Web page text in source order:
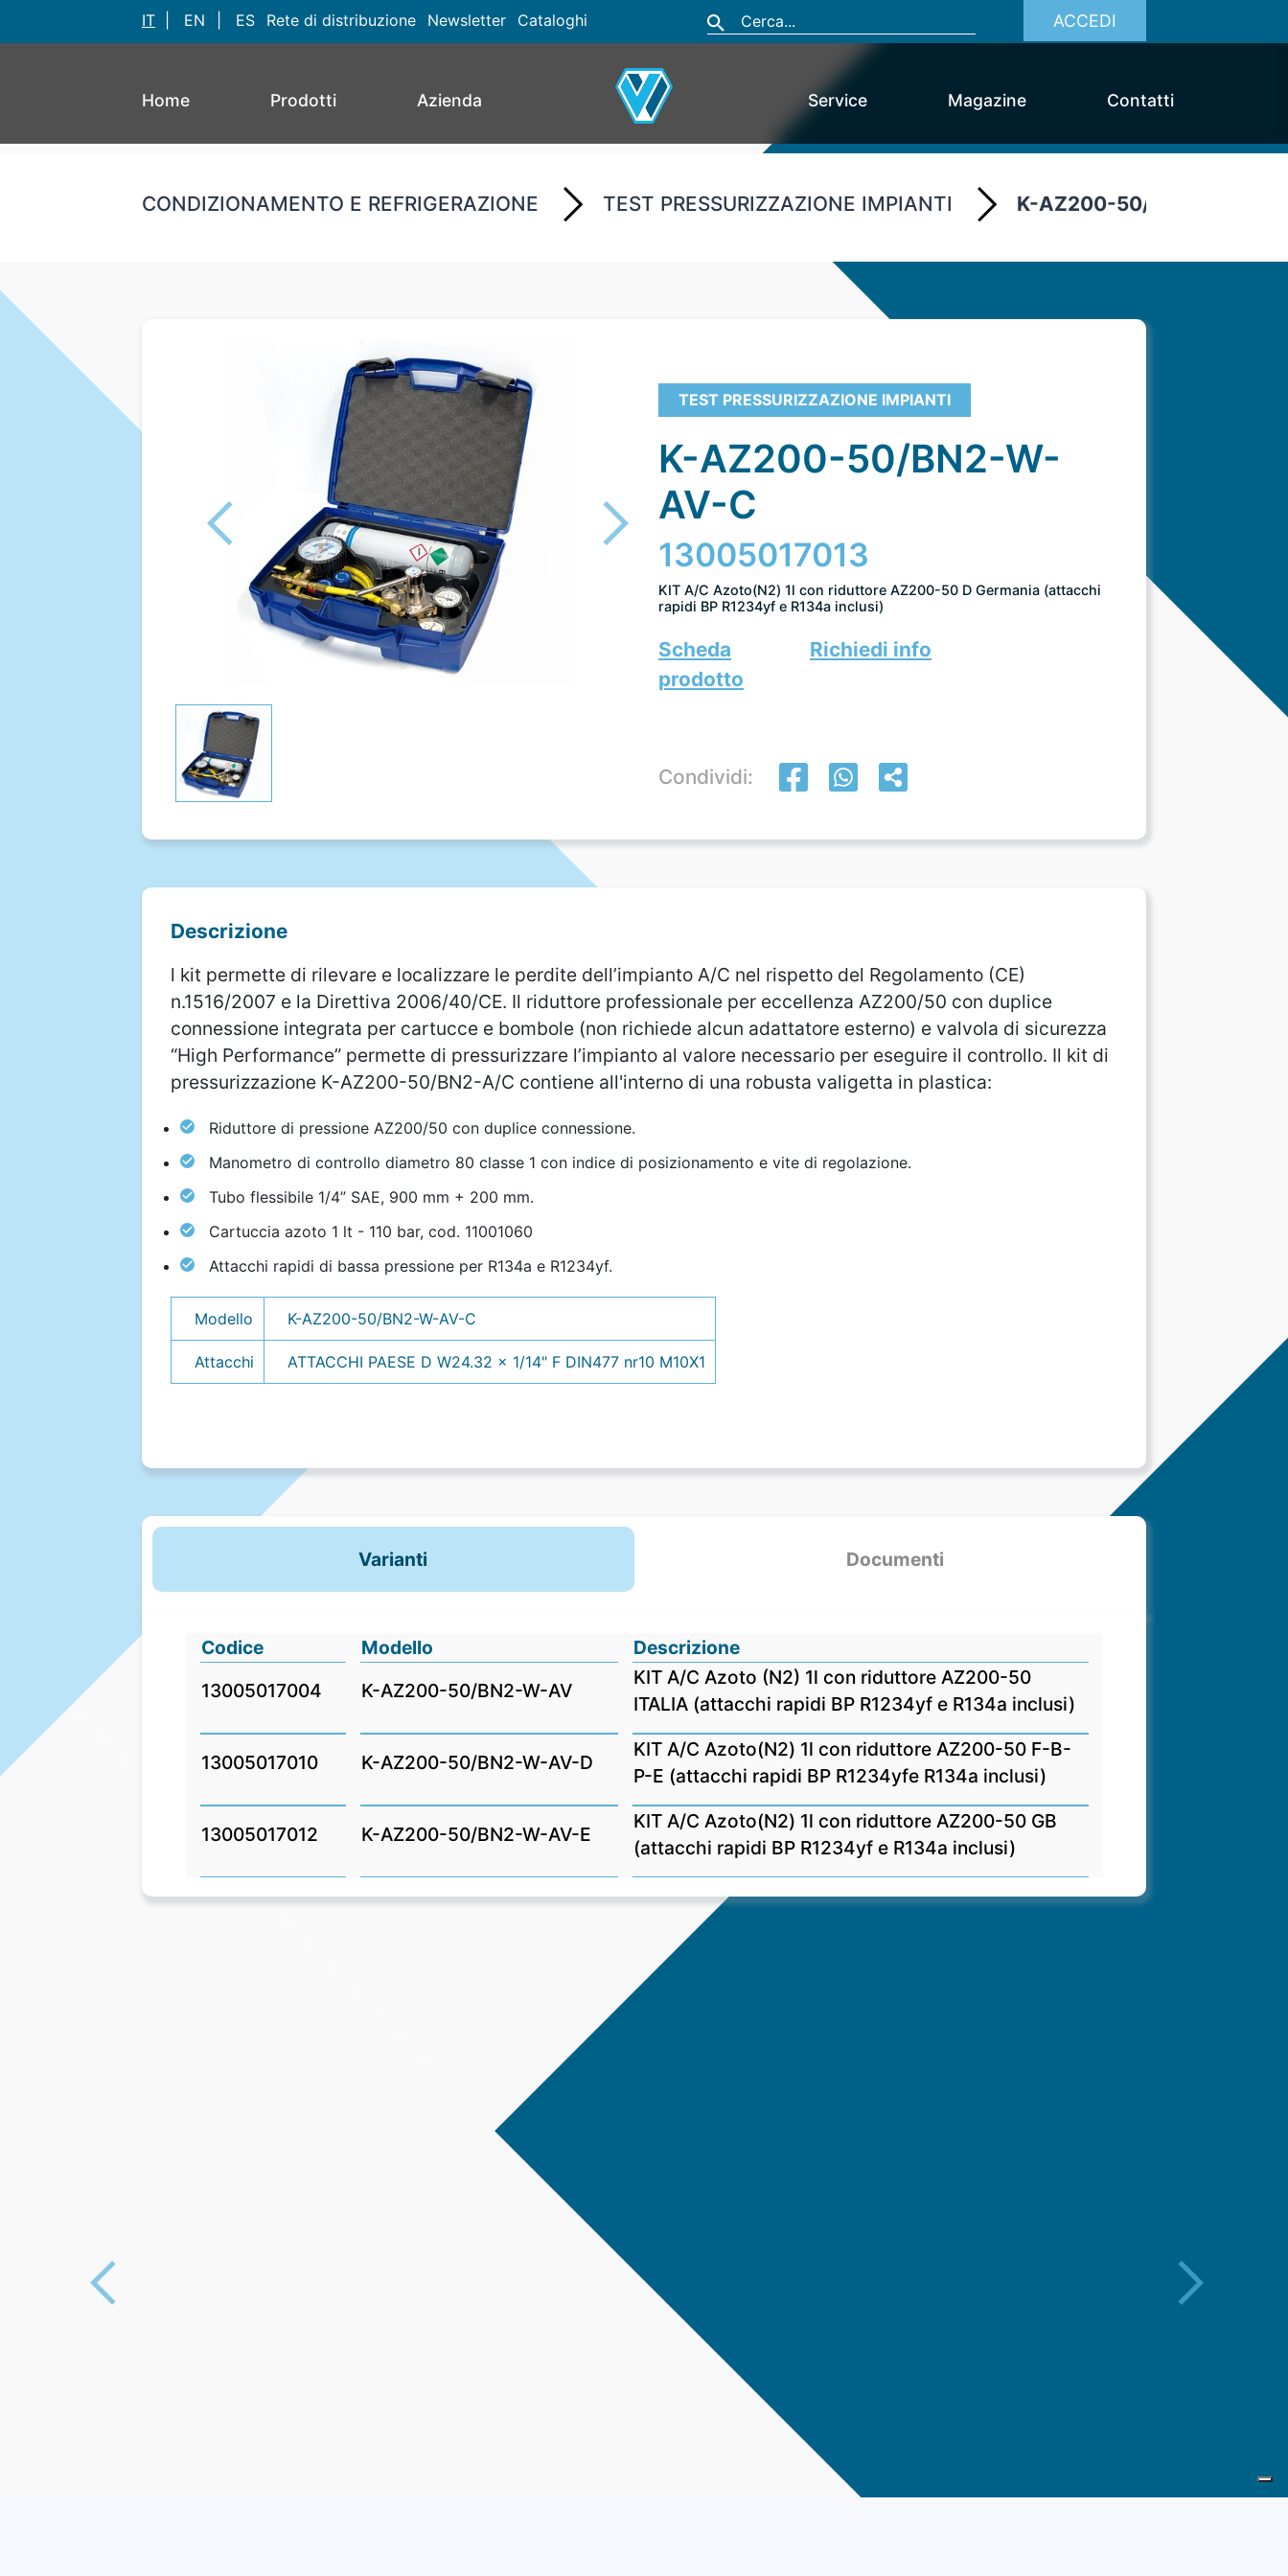
IT EN ES Rete di distribuzione Newsletter Cataloghi ACCEDI
Home Prodotti Azienda Service Magazine Contatti
CONDIZIONAMENTO E REFRIGERAZIONE TEST PRESSURIZZAZIONE IMPIANTI K-AZ200-50/BN2-W-AV-C
TEST PRESSURIZZAZIONE IMPIANTI
K-AZ200-50/BN2-W-
AV-C
13005017013
KIT A/C Azoto(N2) 1l con riduttore AZ200-50 D Germania (attacchi
rapidi BP R1234yf e R134a inclusi)
Scheda
prodotto
Richiedi info
Condividi:
Descrizione
l kit permette di rilevare e localizzare le perdite dell’impianto A/C nel rispetto del Regolamento (CE)
n.1516/2007 e la Direttiva 2006/40/CE. Il riduttore professionale per eccellenza AZ200/50 con duplice
connessione integrata per cartucce e bombole (non richiede alcun adattatore esterno) e valvola di sicurezza
“High Performance” permette di pressurizzare l’impianto al valore necessario per eseguire il controllo. Il kit di
pressurizzazione K-AZ200-50/BN2-A/C contiene all'interno di una robusta valigetta in plastica:
Riduttore di pressione AZ200/50 con duplice connessione.
Manometro di controllo diametro 80 classe 1 con indice di posizionamento e vite di regolazione.
Tubo flessibile 1/4” SAE, 900 mm + 200 mm.
Cartuccia azoto 1 lt - 110 bar, cod. 11001060
Attacchi rapidi di bassa pressione per R134a e R1234yf.
Modello K-AZ200-50/BN2-W-AV-C
Attacchi ATTACCHI PAESE D W24.32 x 1/14" F DIN477 nr10 M10X1
Varianti Documenti
Codice Modello
Descrizione
13005017004
K-AZ200-50/BN2-W-AV
KIT A/C Azoto (N2) 1l con riduttore AZ200-50
ITALIA (attacchi rapidi BP R1234yf e R134a inclusi)
13005017010 K-AZ200-50/BN2-W-AV-D
KIT A/C Azoto(N2) 1l con riduttore AZ200-50 F-B-
P-E (attacchi rapidi BP R1234yfe R134a inclusi)
13005017012 K-AZ200-50/BN2-W-AV-E
KIT A/C Azoto(N2) 1l con riduttore AZ200-50 GB
(attacchi rapidi BP R1234yf e R134a inclusi)